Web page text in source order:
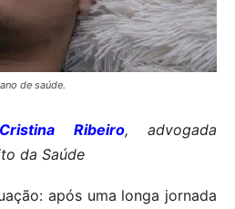
de saúde.
Ribeiro, advogada
da Saúde
após uma longa jornada